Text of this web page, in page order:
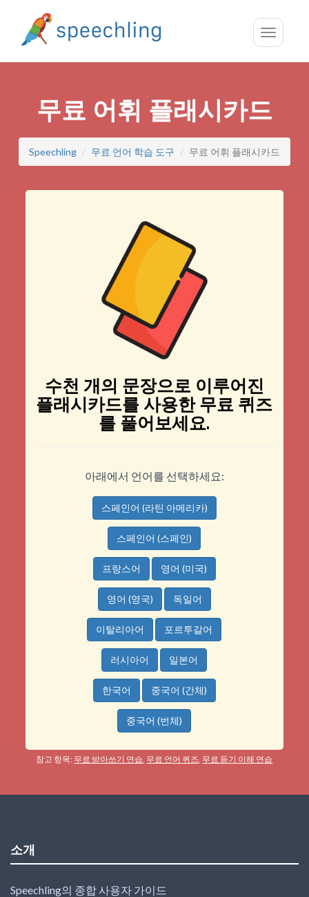
Toggle
무료 어휘 플래시카드
Speechling 무료 언어 학습 도구 무료 어휘 플래시카드
수천 개의 문장으로 이루어진
플래시카드를 사용한 무료 퀴즈
를 풀어보세요.
아래에서 언어를 선택하세요:
스페인어 (라틴 아메리카)
스페인어 (스페인)
프랑스어 영어 (미국)
영어 (영국) 독일어
이탈리아어 포르투갈어
러시아어 일본어
한국어 중국어 (간체)
중국어 (번체)
참고 항목: 무료 받아쓰기 연습, 무료 언어 퀴즈, 무료 듣기 이해 연습
소개
Speechling의 종합 사용자 가이드